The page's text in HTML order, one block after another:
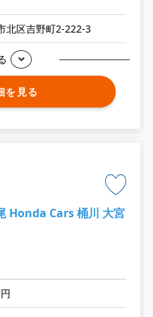
北区吉野町2-222-3
を見る
Honda Cars 桶川 大宮